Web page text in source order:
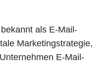
als E-Mail-
Marketingstrategie,
E-Mail-